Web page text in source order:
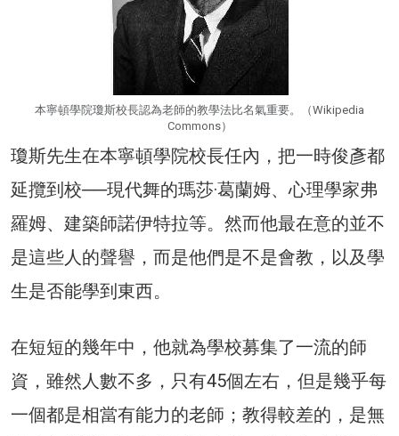
本寧頓學院瓊斯校長認為老師的教學法比名氣重要。（Wikipedia
Commons）
瓊斯先生在本寧頓學院校長任內，把一時俊彥都
延攬到校──現代舞的瑪莎·葛蘭姆、心理學家弗
羅姆、建築師諾伊特拉等。然而他最在意的並不
是這些人的聲譽，而是他們是不是會教，以及學
生是否能學到東西。
在短短的幾年中，他就為學校募集了一流的師
資，雖然人數不多，只有45個左右，但是幾乎每
一個都是相當有能力的老師；教得較差的，是無